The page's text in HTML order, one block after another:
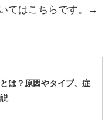
てはこちらです。→
は？原因やタイプ、症